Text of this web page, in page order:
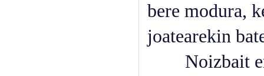
bere modura,
joatearekin
Noizbait ere